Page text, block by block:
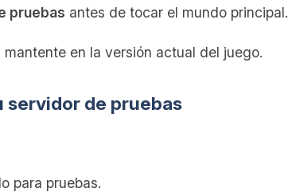
pruebas antes de tocar el mundo principal.
en la versión actual del juego.
servidor de pruebas
para pruebas.